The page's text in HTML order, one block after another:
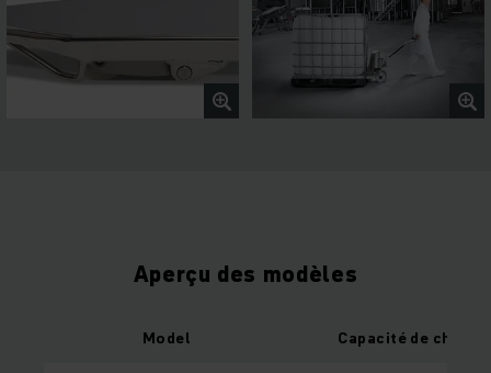
Aperçu des modèles
Model Capacité de charge